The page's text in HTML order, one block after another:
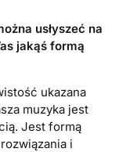
usłyszeć na
jakąś formą
ukazana
muzyka jest
Jest formą
i